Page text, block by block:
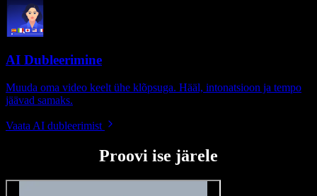
AI Dubleerimine
Muuda oma video keelt ühe klõpsuga. Hääl, intonatsioon ja tempo
jäävad samaks.
Vaata AI dubleerimist
Proovi ise järele